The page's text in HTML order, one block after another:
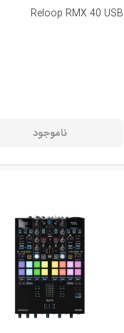
Reloop RMX 40 USB
ناموجود